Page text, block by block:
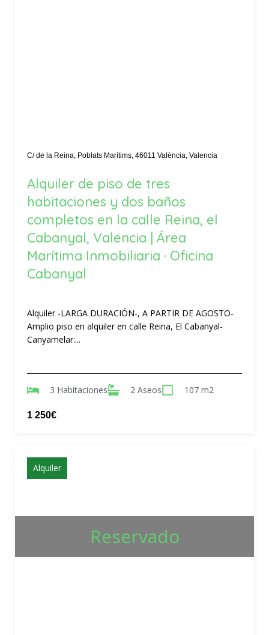
C/ de la Reina, Poblats Marítims, 46011 València, Valencia
Alquiler de piso de tres
habitaciones y dos baños
completos en la calle Reina, el
Cabanyal, Valencia | Área
Marítima Inmobiliaria · Oficina
Cabanyal
Alquiler -LARGA DURACIÓN-, A PARTIR DE AGOSTO-
Amplio piso en alquiler en calle Reina, El Cabanyal-
Canyamelar:...
3 Habitaciones 2 Aseos 107 m2
1 250€
Alquiler
Reservado